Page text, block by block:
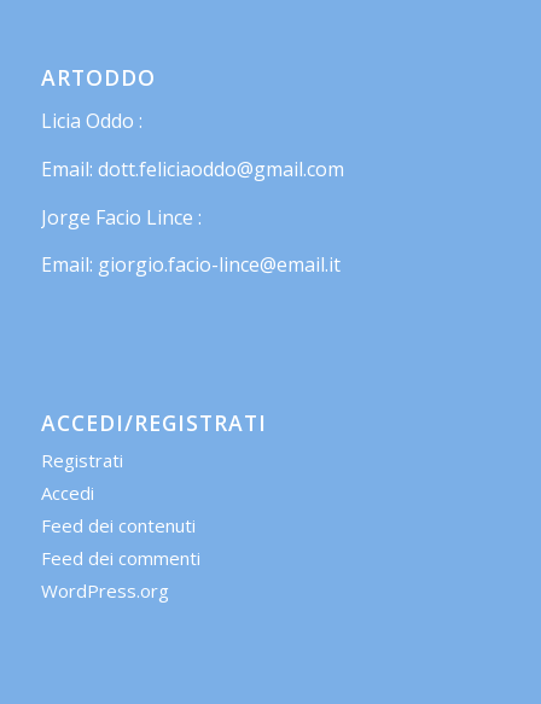
ARTODDO
Licia Oddo :
Email: dott.feliciaoddo@gmail.com
Jorge Facio Lince :
Email: giorgio.facio-lince@email.it
ACCEDI/REGISTRATI
Registrati
Accedi
Feed dei contenuti
Feed dei commenti
WordPress.org